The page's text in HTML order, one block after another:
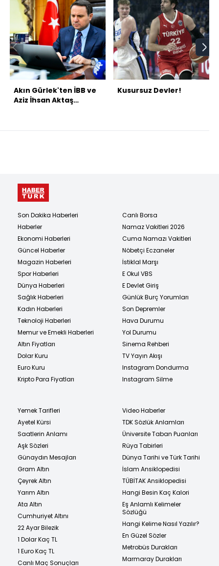
Akın Gürlek'ten İBB ve
Aziz İhsan Aktaş
Kusursuz Devler!
Son Dakika Haberleri
Haberler
Ekonomi Haberleri
Güncel Haberler
Magazin Haberleri
Spor Haberleri
Dünya Haberleri
Sağlık Haberleri
Kadın Haberleri
Teknoloji Haberleri
Memur ve Emekli Haberleri
Altın Fiyatları
Dolar Kuru
Euro Kuru
Kripto Para Fiyatları
Canlı Borsa
Namaz Vakitleri 2026
Cuma Namazı Vakitleri
Nöbetçi Eczaneler
İstiklal Marşı
E Okul VBS
E Devlet Giriş
Günlük Burç Yorumları
Son Depremler
Hava Durumu
Yol Durumu
Sinema Rehberi
TV Yayın Akışı
Instagram Dondurma
Instagram Silme
Yemek Tarifleri
Ayetel Kürsi
Saatlerin Anlamı
Aşk Sözleri
Günaydın Mesajları
Gram Altın
Çeyrek Altın
Yarım Altın
Ata Altın
Cumhuriyet Altını
22 Ayar Bilezik
1 Dolar Kaç TL
1 Euro Kaç TL
Canlı Maç Sonuçları
Video Haberler
TDK Sözlük Anlamları
Üniversite Taban Puanları
Rüya Tabirleri
Dünya Tarihi ve Türk Tarihi
İslam Ansiklopedisi
TÜBİTAK Ansiklopedisi
Hangi Besin Kaç Kalori
Eş Anlamlı Kelimeler
Sözlüğü
Hangi Kelime Nasıl Yazılır?
En Güzel Sözler
Metrobüs Durakları
Marmaray Durakları